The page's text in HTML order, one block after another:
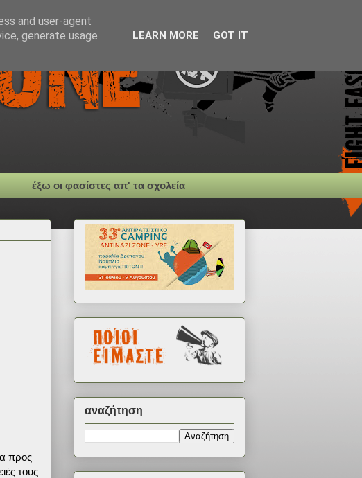
έξω οι φασίστες απ' τα σχολεία
προς
τους
αναζήτηση
and user-agent
generate usage
LEARN MORE GOT IT